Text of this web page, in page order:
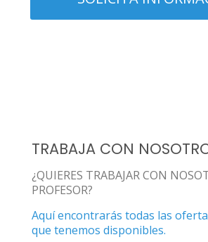
TRABAJA CON
¿QUIERES TRABAJAR CON
PROFESOR?
Aquí encontrarás todas las
que tenemos disponibles.